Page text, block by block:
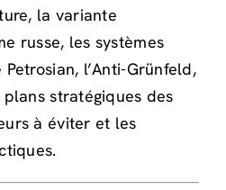
la variante
russe, les systèmes
l’Anti-Grünfeld,
stratégiques des
à éviter et les